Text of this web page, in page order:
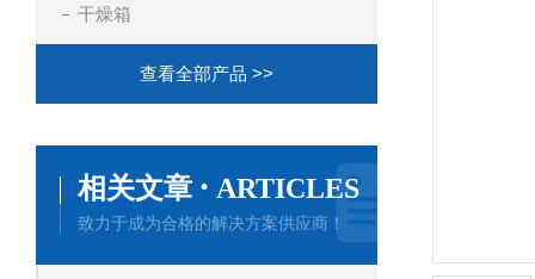
干燥箱
查看全部产品 >>
相关文章 · ARTICLES
致力于成为合格的解决方案供应商！